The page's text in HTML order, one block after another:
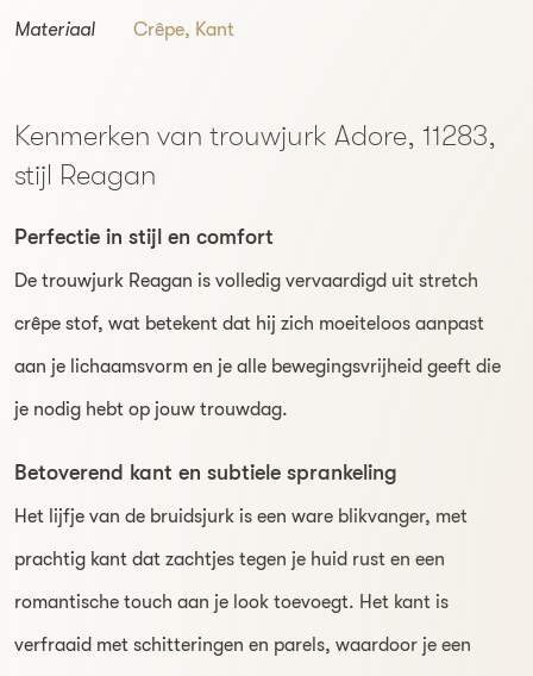
Materiaal
Crêpe, Kant
Kenmerken van trouwjurk Adore, 11283,
stijl Reagan
Perfectie in stijl en comfort
De trouwjurk Reagan is volledig vervaardigd uit stretch
crêpe stof, wat betekent dat hij zich moeiteloos aanpast
aan je lichaamsvorm en je alle bewegingsvrijheid geeft die
je nodig hebt op jouw trouwdag.
Betoverend kant en subtiele sprankeling
Het lijfje van de bruidsjurk is een ware blikvanger, met
prachtig kant dat zachtjes tegen je huid rust en een
romantische touch aan je look toevoegt. Het kant is
verfraaid met schitteringen en parels, waardoor je een